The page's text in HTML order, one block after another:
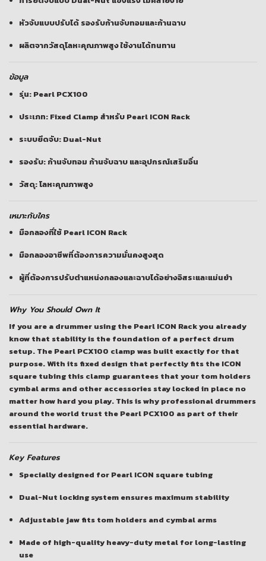
หัวจับแบบปรับได้ รองรับก้านจับทอมและก้านฉาบ
ผลิตจากวัสดุโลหะคุณภาพสูง ใช้งานได้ทนทาน
ข้อมูล
รุ่น: Pearl PCX100
ประเภท: Fixed Clamp สำหรับ Pearl ICON Rack
ระบบยึดจับ: Dual-Nut
รองรับ: ก้านจับทอม ก้านจับฉาบ และอุปกรณ์เสริมอื่น
วัสดุ: โลหะคุณภาพสูง
เหมาะกับใคร
มือกลองที่ใช้ Pearl ICON Rack
มือกลองอาชีพที่ต้องการความมั่นคงสูงสุด
ผู้ที่ต้องการปรับตำแหน่งกลองและฉาบได้อย่างอิสระและแม่นยำ
Why You Should Own It
If you are a drummer using the Pearl ICON Rack you already
know that stability is the foundation of a perfect drum
setup. The Pearl PCX100 clamp was built exactly for that
purpose. With its fixed design that perfectly fits the ICON
square tubing this clamp guarantees that your tom holders
cymbal arms and other accessories stay locked in place no
matter how hard you play. This is why professional drummers
around the world trust the Pearl PCX100 as part of their
essential hardware.
Key Features
Specially designed for Pearl ICON square tubing
Dual-Nut locking system ensures maximum stability
Adjustable jaw fits tom holders and cymbal arms
Made of high-quality heavy-duty metal for long-lasting
use